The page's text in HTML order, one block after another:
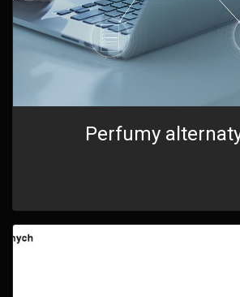
Perfumy